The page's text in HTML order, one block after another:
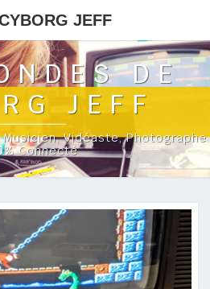
JEFF
DE
JEFF
Musicien, Vidéaste, Photographe
Connecté